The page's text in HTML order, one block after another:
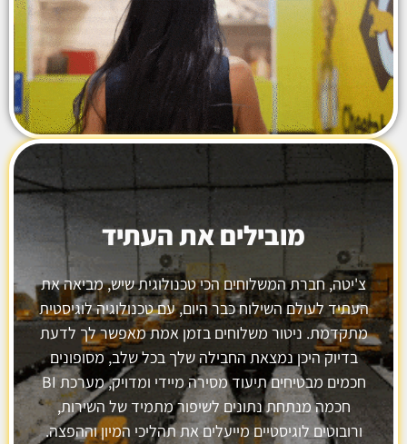
מובילים את העתיד
צ'יטה, חברת המשלוחים הכי טכנולוגית שיש, מביאה את
העתיד לעולם השילוח כבר היום, עם טכנולוגיה לוגיסטית
מתקדמת. ניטור משלוחים בזמן אמת מאפשר לך לדעת
בדיוק היכן נמצאת החבילה שלך בכל שלב, מסופונים
חכמים מבטיחים תיעוד מסירה מיידי ומדויק, מערכת BI
חכמה מנתחת נתונים לשיפור מתמיד של השירות,
ורובוטים לוגיסטיים מייעלים את תהליכי המיון וההפצה.